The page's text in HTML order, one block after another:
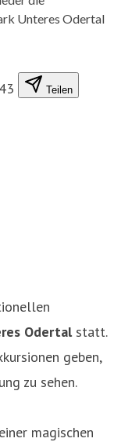
Unteres Odertal
Teilen
Odertalstatt.
geben,
zu sehen.
magischen